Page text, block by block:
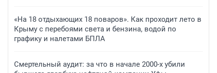
«На 18 отдыхающих 18 поваров». Как проходит лето в
Крыму с перебоями света и бензина, водой по
графику и налетами БПЛА
Смертельный аудит: за что в начале 2000-х убили